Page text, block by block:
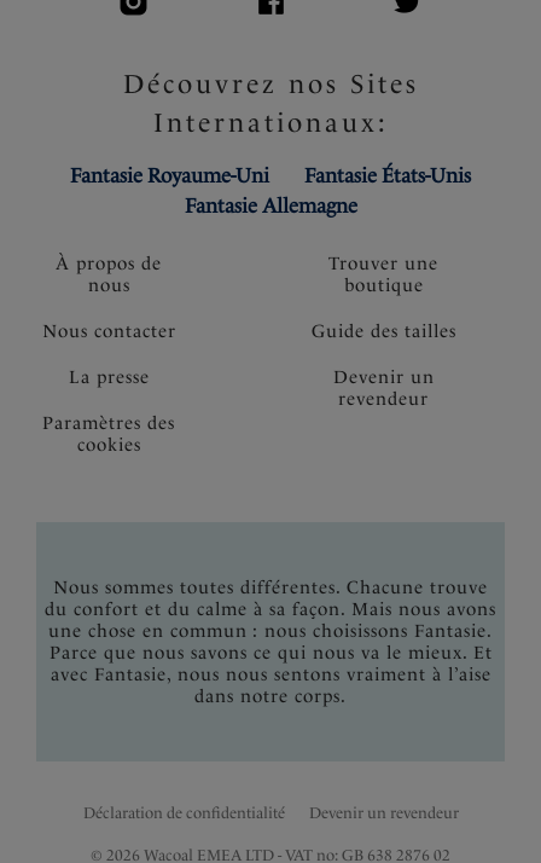
À propos de
nous
Nous contacter
La presse
Paramètres des
cookies
Découvrez nos Sites
Internationaux:
Fantasie Royaume-Uni
Fantasie États-Unis
Fantasie Allemagne
Trouver une
boutique
Guide des tailles
Devenir un
revendeur
Nous sommes toutes différentes. Chacune trouve
du confort et du calme à sa façon. Mais nous avons
une chose en commun : nous choisissons Fantasie.
Parce que nous savons ce qui nous va le mieux. Et
avec Fantasie, nous nous sentons vraiment à l’aise
dans notre corps.
Déclaration de confidentialité Devenir un revendeur
© 2026 Wacoal EMEA LTD - VAT no: GB 638 2876 02